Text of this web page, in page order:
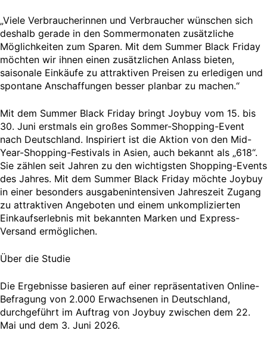
„Viele Verbraucherinnen und Verbraucher wünschen sich
deshalb gerade in den Sommermonaten zusätzliche
Möglichkeiten zum Sparen. Mit dem Summer Black Friday
möchten wir ihnen einen zusätzlichen Anlass bieten,
saisonale Einkäufe zu attraktiven Preisen zu erledigen und
spontane Anschaffungen besser planbar zu machen.“
Mit dem Summer Black Friday bringt Joybuy vom 15. bis
30. Juni erstmals ein großes Sommer-Shopping-Event
nach Deutschland. Inspiriert ist die Aktion von den Mid-
Year-Shopping-Festivals in Asien, auch bekannt als „618“.
Sie zählen seit Jahren zu den wichtigsten Shopping-Events
des Jahres. Mit dem Summer Black Friday möchte Joybuy
in einer besonders ausgabenintensiven Jahreszeit Zugang
zu attraktiven Angeboten und einem unkomplizierten
Einkaufserlebnis mit bekannten Marken und Express-
Versand ermöglichen.
Über die Studie
Die Ergebnisse basieren auf einer repräsentativen Online-
Befragung von 2.000 Erwachsenen in Deutschland,
durchgeführt im Auftrag von Joybuy zwischen dem 22.
Mai und dem 3. Juni 2026.